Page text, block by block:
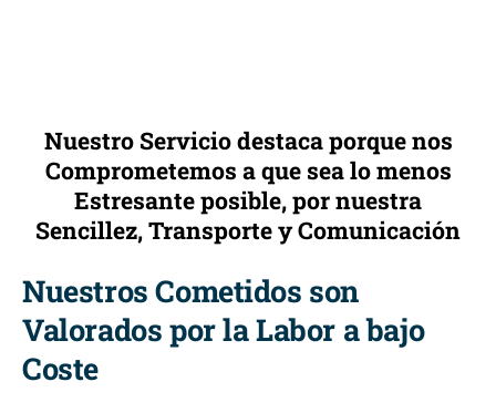
Nuestro Servicio destaca porque nos
Comprometemos a que sea lo menos
Estresante posible, por nuestra
Sencillez, Transporte y Comunicación
Nuestros Cometidos son
Valorados por la Labor a bajo
Coste